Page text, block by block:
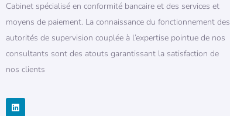
Cabinet spécialisé en conformité bancaire et des services et
moyens de paiement. La connaissance du fonctionnement des
autorités de supervision couplée à l’expertise pointue de nos
consultants sont des atouts garantissant la satisfaction de
nos clients